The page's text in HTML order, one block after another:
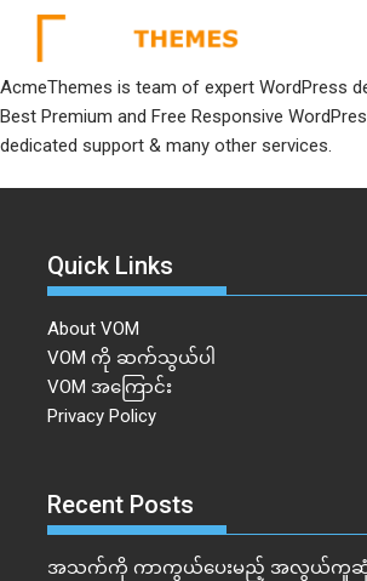
AcmeThemes is team of expert WordPress
Best Premium and Free Responsive
dedicated support & many other services.
Quick Links
About VOM
VOM ကို ဆက်သွယ်ပါ
VOM အကြောင်း
Privacy Policy
Recent Posts
အသက်ကို ကာကွယ်ပေးမည့် အလွယ်ကူဆုံ